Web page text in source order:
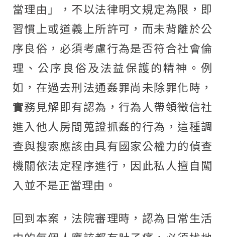
當理由」，不以法律明文規定為限，即
習慣上或道義上所許可，而未背離於公
序良俗，必須考慮行為是否符合社會倫
理、公序良俗及法益保護的精神。例
如，在過去刑法通姦罪尚未除罪化時，
實務見解即有認為，行為人帶領徵信社
進入他人房間蒐證抓姦的行為，這種調
查與搜索應該由具有國家公權力的偵查
機關依法定程序進行，因此私人擅自闖
入並不是正當理由。
回到本案，法院審理時，認為日常生活